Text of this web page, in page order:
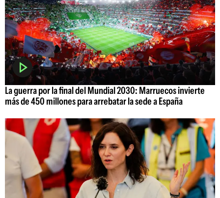
La guerra por la final del Mundial 2030: Marruecos invierte
más de 450 millones para arrebatar la sede a España